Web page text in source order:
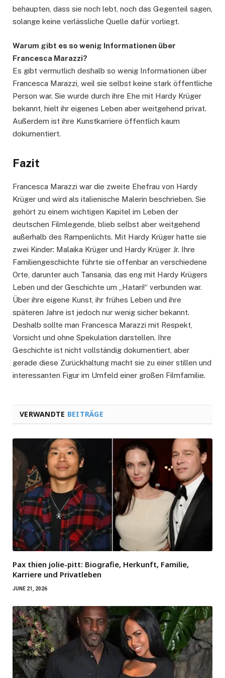
behaupten, dass sie noch lebt, noch das Gegenteil sagen,
solange keine verlässliche Quelle dafür vorliegt.
Warum gibt es so wenig Informationen über
Francesca Marazzi?
Es gibt vermutlich deshalb so wenig Informationen über
Francesca Marazzi, weil sie selbst keine stark öffentliche
Person war. Sie wurde durch ihre Ehe mit Hardy Krüger
bekannt, hielt ihr eigenes Leben aber weitgehend privat.
Außerdem ist ihre Kunstkarriere öffentlich kaum
dokumentiert.
Fazit
Francesca Marazzi war die zweite Ehefrau von Hardy
Krüger und wird als italienische Malerin beschrieben. Sie
gehört zu einem wichtigen Kapitel im Leben der
deutschen Filmlegende, blieb selbst aber weitgehend
außerhalb des Rampenlichts. Mit Hardy Krüger hatte sie
zwei Kinder: Malaika Krüger und Hardy Krüger Jr. Ihre
Familiengeschichte führte sie offenbar an verschiedene
Orte, darunter auch Tansania, das eng mit Hardy Krügers
Leben und der Geschichte um „Hatari!“ verbunden war.
Über ihre eigene Kunst, ihr frühes Leben und ihre
späteren Jahre ist jedoch nur wenig sicher bekannt.
Deshalb sollte man Francesca Marazzi mit Respekt,
Vorsicht und ohne Spekulation darstellen. Ihre
Geschichte ist nicht vollständig dokumentiert, aber
gerade diese Zurückhaltung macht sie zu einer stillen und
interessanten Figur im Umfeld einer großen Filmfamilie.
VERWANDTE BEITRÄGE
Pax thien jolie-pitt: Biografie, Herkunft, Familie,
Karriere und Privatleben
JUNE 21, 2026